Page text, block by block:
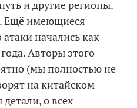
и другие регионы.
Ещё имеющиеся
начались как
Авторы этого
(мы полностью не
на китайском
о всех